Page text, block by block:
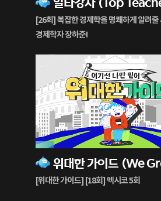
일타강사 (Top
[26회] 복잡한 경제학을 명쾌하게 알려줄
경제학자 장하준!
재
생
중
[위대한 가이드] [18회] 멕시코 5회
11%
재
생